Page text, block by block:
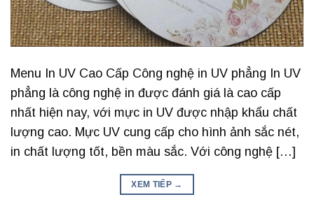
Menu In UV Cao Cấp Công nghệ in UV phẳng In UV
phẳng là công nghệ in được đánh giá là cao cấp
nhất hiện nay, với mực in UV được nhập khẩu chất
lượng cao. Mực UV cung cấp cho hình ảnh sắc nét,
in chất lượng tốt, bền màu sắc. Với công nghệ […]
XEM TIẾP →